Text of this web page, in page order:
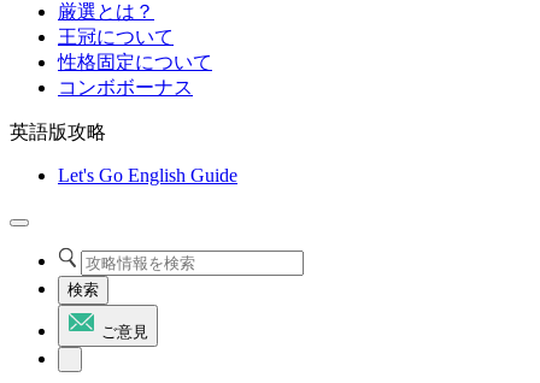
厳選とは？
王冠について
性格固定について
コンボボーナス
英語版攻略
Let's Go English Guide
検索
ご意見